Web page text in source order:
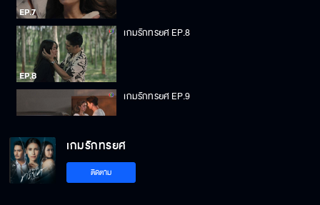
เกมรักทรยศ EP.8
เกมรักทรยศ EP.9
เกมรักทรยศ EP.10
เกมรักทรยศ
ติดตาม